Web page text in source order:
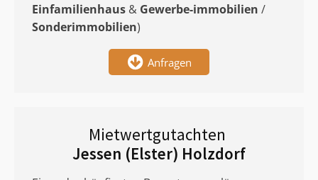
Einfamilienhaus & Gewerbe-immobilien /
Sonderimmobilien)
Anfragen
Mietwertgutachten
Jessen (Elster) Holzdorf